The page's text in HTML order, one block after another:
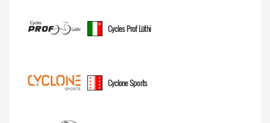
Cycles Prof Lüthi
Cyclone Sports